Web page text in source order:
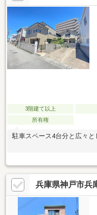
3階建て以上
所有権
駐車スペース4台分と広々
兵庫県神戸市兵